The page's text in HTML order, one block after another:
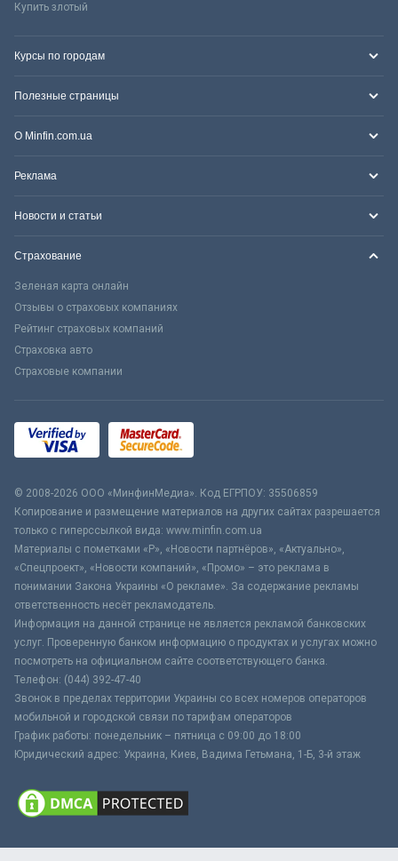
Купить злотый
Курсы по городам
Полезные страницы
О Minfin.com.ua
Реклама
Новости и статьи
Страхование
Зеленая карта онлайн
Отзывы о страховых компаниях
Рейтинг страховых компаний
Страховка авто
Страховые компании
© 2008-2026 ООО «МинфинМедиа». Код ЕГРПОУ: 35506859
Копирование и размещение материалов на других сайтах разрешается
только с гиперссылкой вида: www.minfin.com.ua
Материалы с пометками «Р», «Новости партнёров», «Актуально»,
«Спецпроект», «Новости компаний», «Промо» – это реклама в
понимании Закона Украины «О рекламе». За содержание рекламы
ответственность несёт рекламодатель.
Информация на данной странице не является рекламой банковских
услуг. Проверенную банком информацию о продуктах и услугах можно
посмотреть на официальном сайте соответствующего банка.
Телефон: (044) 392-47-40
Звонок в пределах территории Украины со всех номеров операторов
мобильной и городской связи по тарифам операторов
График работы: понедельник – пятница с 09:00 до 18:00
Юридический адрес: Украина, Киев, Вадима Гетьмана, 1-Б, 3-й этаж